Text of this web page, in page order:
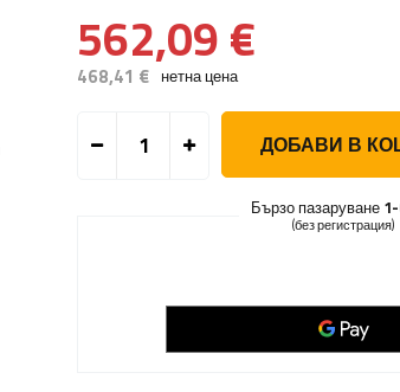
562,09 €
468,41 € нетна цена
ДОБАВИ В
Бързо пазаруване
(без регистрация)